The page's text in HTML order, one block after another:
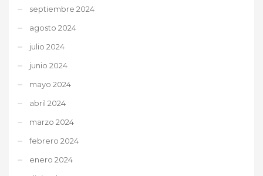
septiembre 2024
agosto 2024
julio 2024
junio 2024
mayo 2024
abril 2024
marzo 2024
febrero 2024
enero 2024